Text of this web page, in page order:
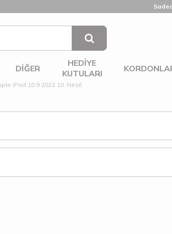
DIĞER
HEDIYE
KUTULARI
iPad 10.9 2022 10. Nesil